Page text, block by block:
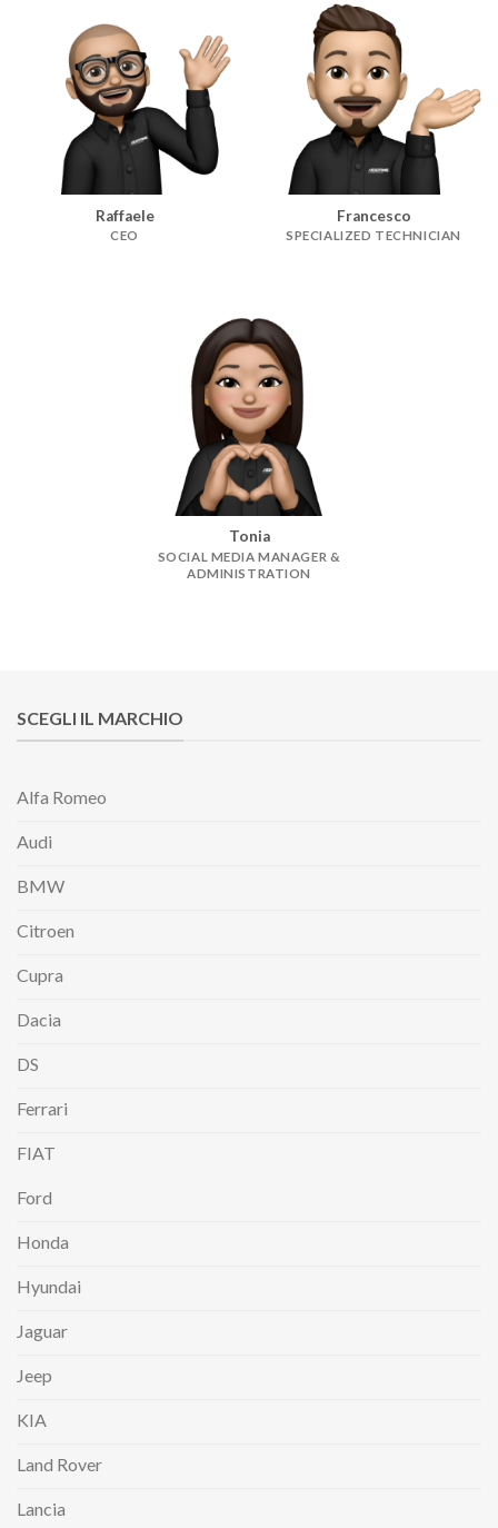
Raffaele
CEO
Francesco
SPECIALIZED TECHNICIAN
Tonia
SOCIAL MEDIA MANAGER &
ADMINISTRATION
SCEGLI IL MARCHIO
Alfa Romeo
Audi
BMW
Citroen
Cupra
Dacia
DS
Ferrari
FIAT
Ford
Honda
Hyundai
Jaguar
Jeep
KIA
Land Rover
Lancia